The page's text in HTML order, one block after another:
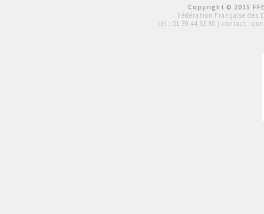
Copyright © 2015
Fédération Française des
tél : 01 39 44 65 80 | contact :